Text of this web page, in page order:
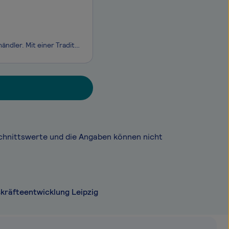
Die Unternehmensgruppe ALDI Nord ist einer der führenden Lebensmitteleinzelhändler. Mit einer Tradition von über 110 Jahren steht ALDI für die Erfindung des Discount-Prinzips. Unsere Mission ist es, Menschen überall und jederzeit mit dem zu versorgen, was sie für ihr tägliches Leben brauchen: qualit
und die Angaben können nicht
Leipzig